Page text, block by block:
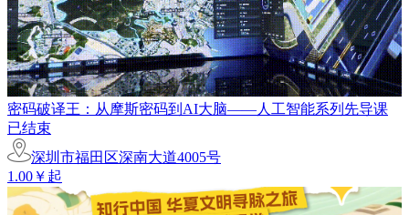
密码破译王：从摩斯密码到AI大脑——人工智能系列先导课
已结束
深圳市福田区深南大道4005号
1.00￥起